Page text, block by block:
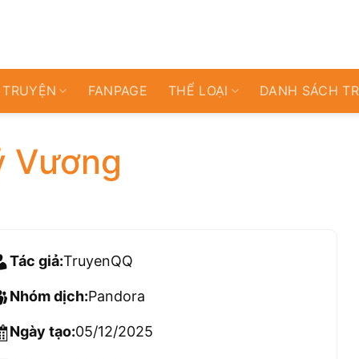
FANPAGE THỂ LOẠI DANH SÁCH
Vương
Tác giả:TruyenQQ
Nhóm dịch:Pandora
Ngày tạo:05/12/2025